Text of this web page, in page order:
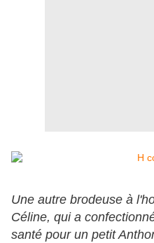
Une autre brodeuse à
Céline, qui a
santé pour un petit